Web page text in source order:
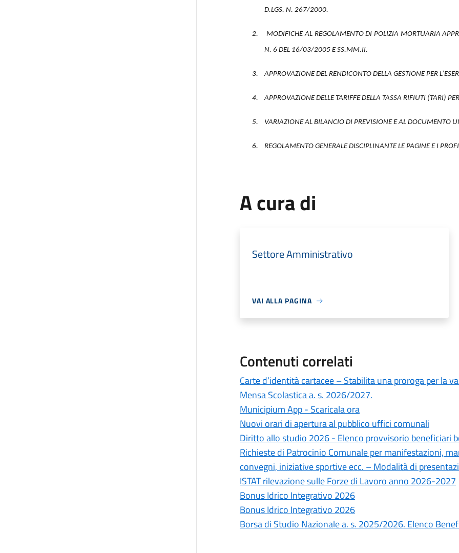
D.LGS. N. 267/2000.
2. MODIFICHE AL REGOLAMENTO DI POLIZIA MORTUARIA
N. 6 DEL 16/03/2005 E SS.MM.II.
3. APPROVAZIONE DEL RENDICONTO DELLA GESTIONE PER
4. APPROVAZIONE DELLE TARIFFE DELLA TASSA RIFIUTI (TARI)
5. VARIAZIONE AL BILANCIO DI PREVISIONE E AL
6. REGOLAMENTO GENERALE DISCIPLINANTE LE PAGINE E I
A cura di
Settore Amministrativo
VAI ALLA PAGINA
Contenuti correlati
Carte d’identità cartacee – Stabilita una proroga per la
Mensa Scolastica a. s. 2026/2027.
Municipium App - Scaricala ora
Nuovi orari di apertura al pubblico uffici comunali
Diritto allo studio 2026 - Elenco provvisorio beneficiari
Richieste di Patrocinio Comunale per manifestazioni,
convegni, iniziative sportive ecc. – Modalità di
ISTAT rilevazione sulle Forze di Lavoro anno 2026-2027
Bonus Idrico Integrativo 2026
Bonus Idrico Integrativo 2026
Borsa di Studio Nazionale a. s. 2025/2026. Elenco